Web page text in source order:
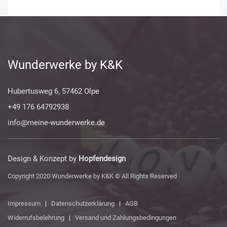
Wunderwerke by K&K
Hubertusweg 6, 57462 Olpe
+49 176 64792938
info@meine-wunderwerke.de
Design & Konzept by Hopfendesign
Copyright 2020 Wunderwerke by K&K © All Rights Reserved
Impressum | Datenschutzerklärung | AGB
Widerrufsbelehrung | Versand und Zahlungsbedingungen